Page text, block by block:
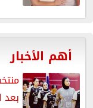
أهم الأخبار
بعد